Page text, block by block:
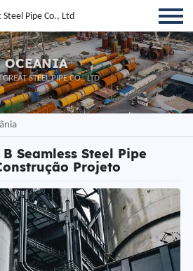
Pipe Co., Ltd
OCEÂNIA
STEEL PIPE CO., LTD
Seamless Steel Pipe
Projeto